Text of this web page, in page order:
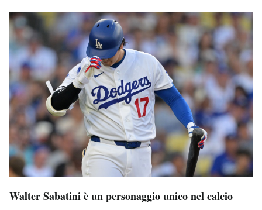
Walter Sabatini è un personaggio unico nel calcio